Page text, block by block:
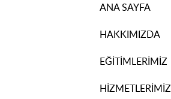
ANA SAYFA
HAKKIMIZDA
EĞİTİMLERİMİZ
HİZMETLERİMİZ